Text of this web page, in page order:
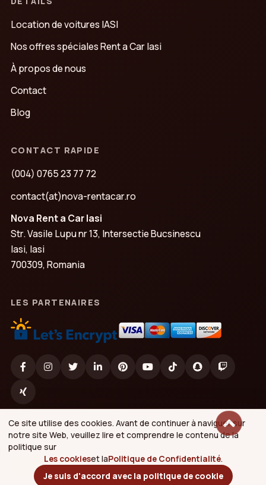
Location de voitures IASI
Nos offres spéciales Rent a Car Iasi
À propos de nous
Contact
Blog
CONTACT RAPIDE
(004) 0765 23 77 72
contact(at)nova-rentacar.ro
Nova Rent a Car Iasi
Str. Vasile Lupu nr 13, Intersectie Bucsinescu
Iasi, Iasi
700309, Romania
LES PARTENAIRES
2026 © Nova Rent a Car
https://www.nova-rentacar.ro
Ce site utilise des cookies. Avant de continuer à naviguer sur
notre site Web, veuillez lire et comprendre le contenu de la
politique sur
Les cookieset laPolitique de Confidentialité.
Je suis d'accord avec la politique de cookie